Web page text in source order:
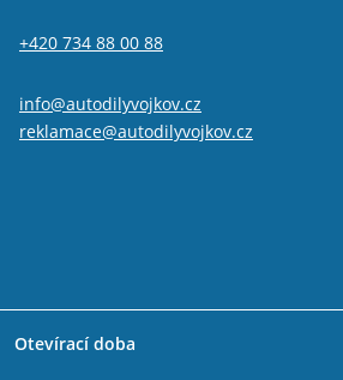
+420 734 88 00 88
info@autodilyvojkov.cz
reklamace@autodilyvojkov.cz
Otevírací doba